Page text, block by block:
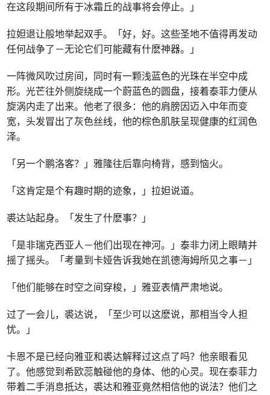
在这段期间所有于冰霜丘的战事将会停止。」
拉妲退让般地举起双手。「好，好。这些圣地不值得再发动
任何战争了－无论它们可能藏有什麽神器。」
一阵微风吹过房间，同时有一颗浅蓝色的光珠在半空中成
形。光芒往外侧旋绕成一个蔚蓝色的圆盘，接着泰菲力便从
旋涡内走了出来。他老了很多：他的肩膀因迈入中年而变
宽，头发冒出了灰色丝线，他的棕色肌肤呈现健康的红润色
泽。
「另一个鹏洛客？」雅隆往后靠向椅背，感到恼火。
「这肯定是个有趣时期的迹象，」拉妲说道。
裘达站起身。「发生了什麽事？」
「是非瑞克西亚人－他们出现在神河。」泰非力闭上眼睛并
摇了摇头。「考量到卡娅告诉我她在凯德海姆所见之事－」
「他们能够在时空之间穿梭，」雅亚表情严肃地说。
过了一会儿，裘达说，「至少可以这麽说，那相当令人担
忧。」
卡恩不是已经向雅亚和裘达解释过这点了吗？他亲眼看见
了。他感觉到希欧蕊触碰他的身体、他的心灵。现在泰菲力
带着二手消息抵达，裘达和雅亚竟然相信他的说法？他们之